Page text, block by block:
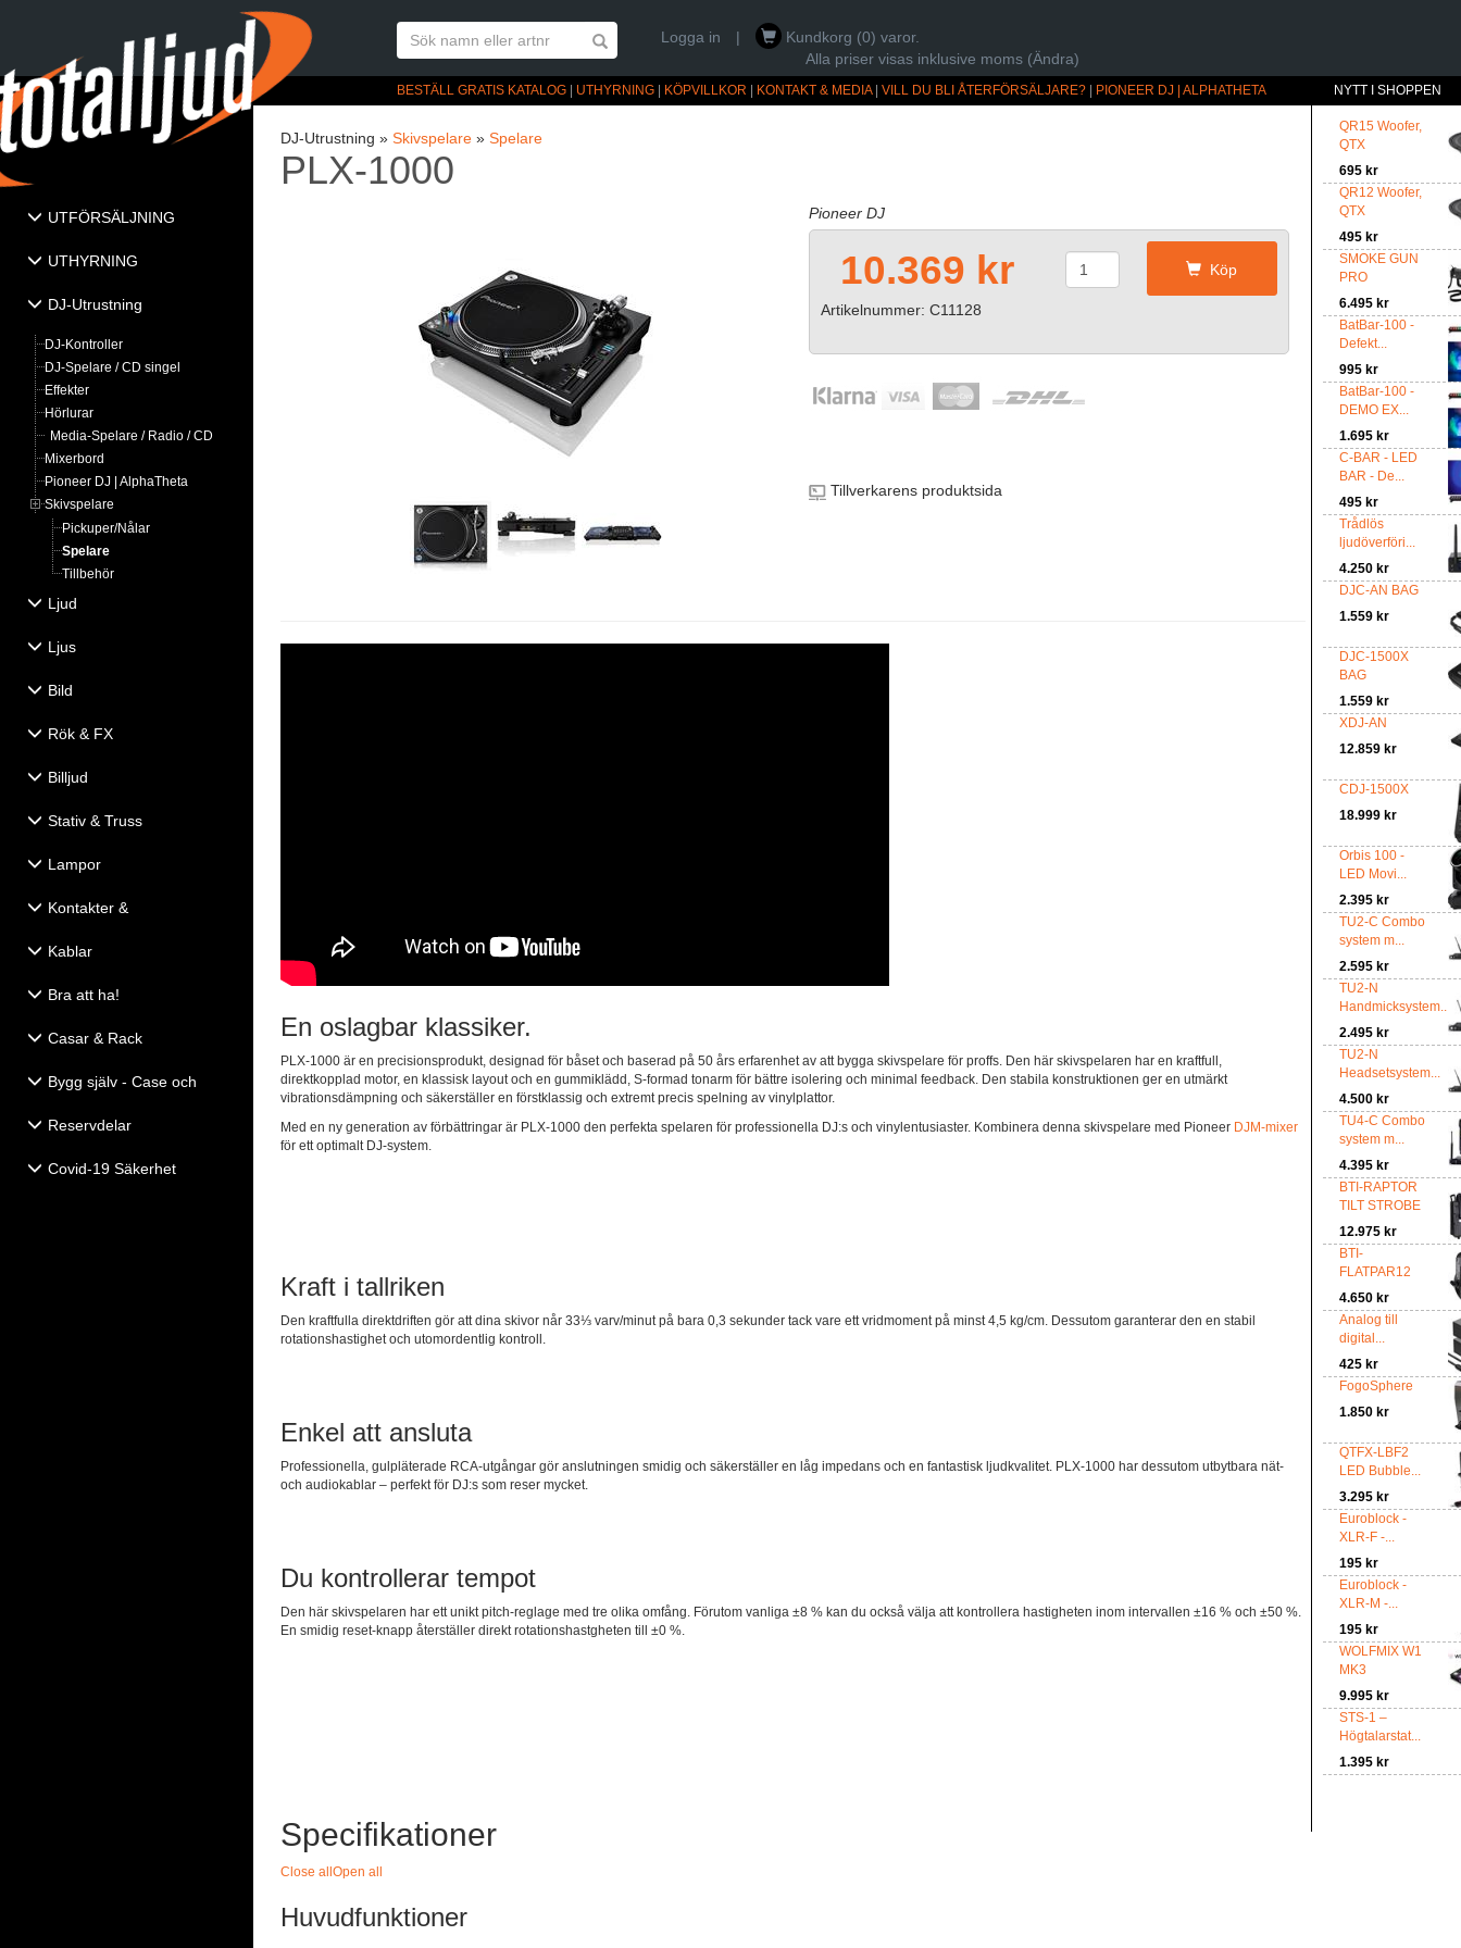
Logga in |
Kundkorg (0) varor.
Alla priser visas inklusive moms (Ändra)
BESTÄLL GRATIS KATALOG UTHYRNING KÖPVILLKOR KONTAKT & MEDIA| VILL DU BLI ÅTERFÖRSÄLJARE? PIONEER DJ | ALPHATHETA
UTFÖRSÄLJNING
UTHYRNING
DJ-Utrustning
DJ-Kontroller
DJ-Spelare / CD singel
Effekter
Hörlurar
Media-Spelare / Radio / CD
Mixerbord
Pioneer DJ | AlphaTheta
Skivspelare
Pickuper/Nålar
Spelare
Tillbehör
Ljud
Ljus
Bild
Rök & FX
Billjud
Stativ & Truss
Lampor
Kontakter &
Kablar
Bra att ha!
Casar & Rack
Bygg själv - Case och
Reservdelar
Covid-19 Säkerhet
NYTT I SHOPPEN
QR15 Woofer,
QTX
695 kr
QR12 Woofer,
QTX
495 kr
SMOKE GUN
PRO
6.495 kr
BatBar-100 -
Defekt...
995 kr
BatBar-100 -
DEMO EX...
1.695 kr
C-BAR - LED
BAR - De...
495 kr
Trådlös
ljudöverföri...
4.250 kr
DJC-AN BAG
1.559 kr
DJC-1500X
BAG
1.559 kr
XDJ-AN
12.859 kr
CDJ-1500X
18.999 kr
Orbis 100 -
LED Movi...
2.395 kr
TU2-C Combo
system m...
2.595 kr
TU2-N
Handmicksystem...
2.495 kr
TU2-N
Headsetsystem...
4.500 kr
TU4-C Combo
system m...
4.395 kr
BTI-RAPTOR
TILT STROBE
12.975 kr
BTI-
FLATPAR12
4.650 kr
Analog till
digital...
425 kr
FogoSphere
1.850 kr
QTFX-LBF2
LED Bubble...
3.295 kr
Euroblock -
XLR-F -...
195 kr
Euroblock -
XLR-M -...
195 kr
WOLFMIX W1
MK3
9.995 kr
STS-1 –
Högtalarstat...
1.395 kr
DJ-Utrustning »Skivspelare »Spelare
PLX-1000
Pioneer DJ
10.369 kr Köp
Artikelnummer: C11128
Tillverkarens produktsida
En oslagbar klassiker.
PLX-1000 är en precisionsprodukt, designad för båset och baserad på 50 års erfarenhet av att bygga skivspelare för proffs. Den här skivspelaren har en kraftfull,
direktkopplad motor, en klassisk layout och en gummiklädd, S-formad tonarm för bättre isolering och minimal feedback. Den stabila konstruktionen ger en utmärkt
vibrationsdämpning och säkerställer en förstklassig och extremt precis spelning av vinylplattor.
Med en ny generation av förbättringar är PLX-1000 den perfekta spelaren för professionella DJ:s och vinylentusiaster. Kombinera denna skivspelare med Pioneer DJM-mixer
för ett optimalt DJ-system.
Kraft i tallriken
Den kraftfulla direktdriften gör att dina skivor når 33⅓ varv/minut på bara 0,3 sekunder tack vare ett vridmoment på minst 4,5 kg/cm. Dessutom garanterar den en stabil
rotationshastighet och utomordentlig kontroll.
Enkel att ansluta
Professionella, gulpläterade RCA-utgångar gör anslutningen smidig och säkerställer en låg impedans och en fantastisk ljudkvalitet. PLX-1000 har dessutom utbytbara nät-
och audiokablar – perfekt för DJ:s som reser mycket.
Du kontrollerar tempot
Den här skivspelaren har ett unikt pitch-reglage med tre olika omfång. Förutom vanliga ±8 % kan du också välja att kontrollera hastigheten inom intervallen ±16 % och ±50 %.
En smidig reset-knapp återställer direkt rotationshastgheten till ±0 %.
Specifikationer
Close allOpen all
Huvudfunktioner